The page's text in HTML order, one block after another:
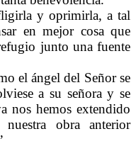
y oprimirla, a tal
en mejor cosa que
junto una fuente
el ángel del Señor se
a su señora y se
nos hemos extendido
obra anterior